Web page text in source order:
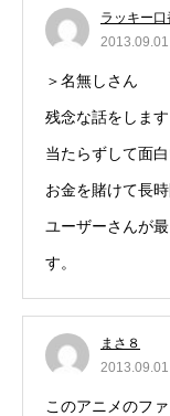
ラッキー口
＞名無しさん
残念な話をしま
当たらずして面
お金を賭けて長
ユーザーさんが
す。
まさ８
このアニメのフ